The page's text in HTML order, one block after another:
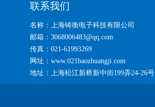
联系我们
名称：上海铸衡电子科技有限公司
邮箱：3068006483@qq.com
传真：021-61993269
网址：www.021baozhuangji.com
地址：上海松江新桥新中街199弄24-26号